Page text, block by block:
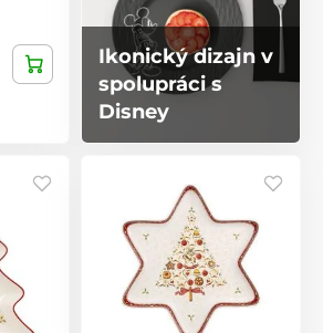
Ikonický dizajn v
spolupráci s
Disney